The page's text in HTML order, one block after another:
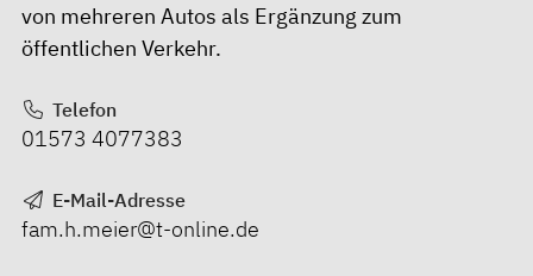
von mehreren Autos als Ergänzung zum
öffentlichen Verkehr.
Telefon
01573 4077383
E-Mail-Adresse
fam.h.meier@t-online.de